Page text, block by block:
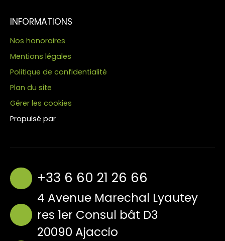
INFORMATIONS
Nos honoraires
Mentions légales
Politique de confidentialité
Plan du site
Gérer les cookies
Propulsé par
+33 6 60 21 26 66
4 Avenue Marechal Lyautey
res 1er Consul bât D3
20090 Ajaccio